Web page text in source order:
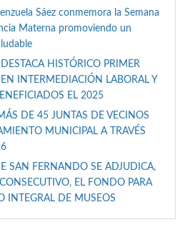
Sáez conmemora la Semana
Materna promoviendo un
HISTÓRICO PRIMER
INTERMEDIACIÓN LABORAL Y
EL 2025
DE 45 JUNTAS DE VECINOS
MUNICIPAL A TRAVÉS
SAN FERNANDO SE ADJUDICA,
EL FONDO PARA
INTEGRAL DE MUSEOS